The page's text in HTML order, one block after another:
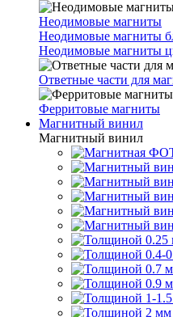
Неодимовые магниты
Неодимовые магниты
Неодимовые магниты
Ответные части для
Ферритовые магниты
Магнитный винил
Магнитный винил